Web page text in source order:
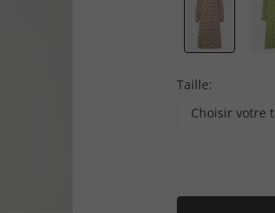
Taille:
Choisir votre